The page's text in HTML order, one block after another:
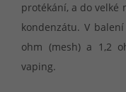
protékání, a do velké
kondenzátu. V
ohm (mesh) a 1,2
vaping.